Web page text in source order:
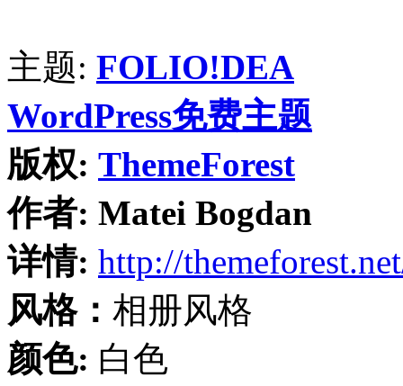
主题: FOLIO!DEA
WordPress免费主题
版权: ThemeForest
作者: Matei Bogdan
详情: http://
风格： 相册风格
颜色: 白色